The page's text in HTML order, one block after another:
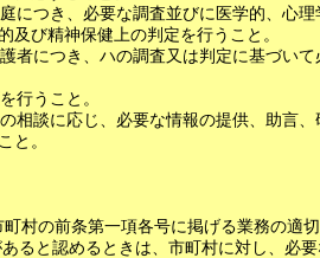
につき、必要な調査並びに医学的、心理
及び精神保健上の判定を行うこと。
者につき、ハの調査又は判定に基づいて
行うこと。
相談に応じ、必要な情報の提供、助言、
と。
村の前条第一項各号に掲げる業務の適
ると認めるときは、市町村に対し、必